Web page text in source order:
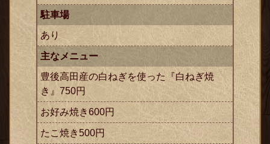
駐車場
あり
主なメニュー
豊後高田産の白ねぎを使った『白ねぎ焼
き』750円
お好み焼き600円
たこ焼き500円